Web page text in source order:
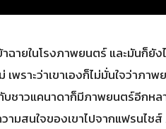
ายในโรงภาพยนตร์ และมันก็ยัง
พราะว่าเขาเองก็ไม่มั่นใจว่าภา
ชาวแคนาดาก็มีภาพยนตร์อีกหล
มสนใจของเขาไปจากแฟรนไช